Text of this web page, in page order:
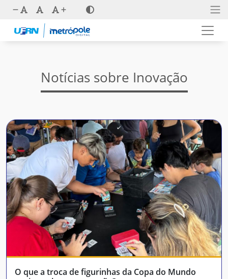
Notícias sobre Inovação
O que a troca de figurinhas da Copa do Mundo